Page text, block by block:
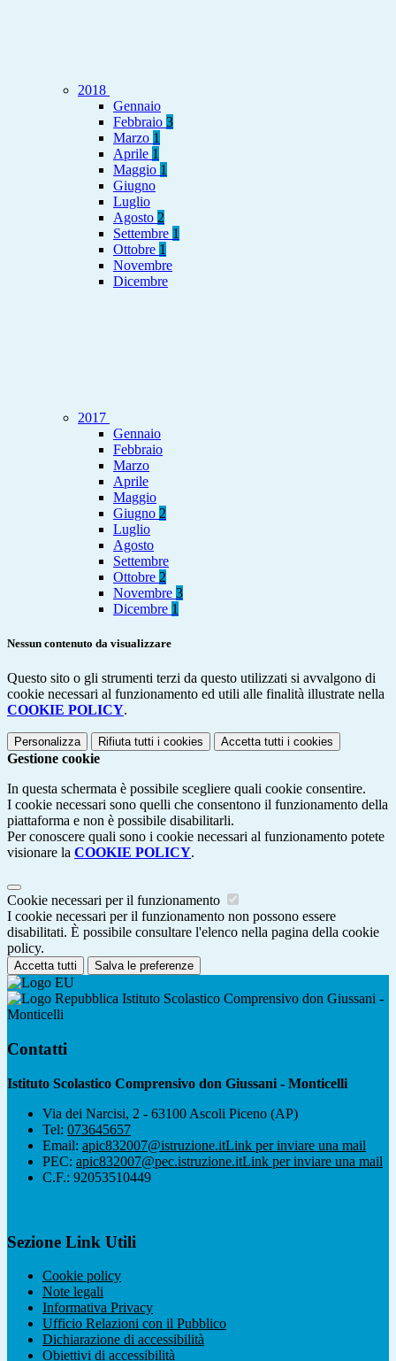
2018
Gennaio
Febbraio 3
Marzo 1
Aprile 1
Maggio 1
Giugno
Luglio
Agosto 2
Settembre 1
Ottobre 1
Novembre
Dicembre
2017
Gennaio
Febbraio
Marzo
Aprile
Maggio
Giugno 2
Luglio
Agosto
Settembre
Ottobre 2
Novembre 3
Dicembre 1
Nessun contenuto da visualizzare
Questo sito o gli strumenti terzi da questo utilizzati si avvalgono di
cookie necessari al funzionamento ed utili alle finalità illustrate nella
COOKIE POLICY.
Personalizza Rifiuta tutti i cookies Accetta tutti i cookies
Gestione cookie
In questa schermata è possibile scegliere quali cookie consentire.
I cookie necessari sono quelli che consentono il funzionamento della
piattaforma e non è possibile disabilitarli.
Per conoscere quali sono i cookie necessari al funzionamento potete
visionare la COOKIE POLICY.
Cookie necessari per il funzionamento
I cookie necessari per il funzionamento non possono essere
disabilitati. È possibile consultare l'elenco nella pagina della cookie
policy.
Accetta tutti Salva le preferenze
Istituto Scolastico Comprensivo don Giussani -
Monticelli
Contatti
Istituto Scolastico Comprensivo don Giussani - Monticelli
Via dei Narcisi, 2 - 63100 Ascoli Piceno (AP)
Tel: 073645657
Email: apic832007@istruzione.itLink per inviare una mail
PEC: apic832007@pec.istruzione.itLink per inviare una mail
C.F.: 92053510449
Sezione Link Utili
Cookie policy
Note legali
Informativa Privacy
Ufficio Relazioni con il Pubblico
Dichiarazione di accessibilità
Obiettivi di accessibilità